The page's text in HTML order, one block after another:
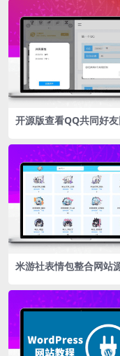
开源版查看QQ共同好
米游社表情包整合网站
线表情包图片表情包下